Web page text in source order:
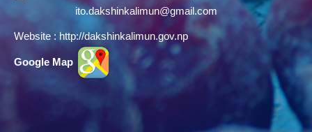
ito.dakshinkalimun@gmail.com
Website : http://dakshinkalimun.gov.np
Google Map